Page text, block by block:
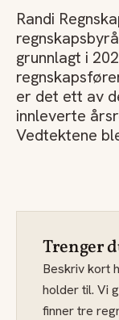
Randi
grunnlagt i
er det ett av
innleverte
Vedtektene
Trenger
Beskriv kort
holder til. Vi
finner tre